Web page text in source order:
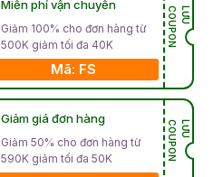
Miễn phí vận chuyển
Giảm 100% cho đơn hàng từ
500K giảm tối đa 40K
Mã: FS
L
Ư
U
C
O
U
P
O
N
Giảm giá đơn hàng
Giảm 50% cho đơn hàng từ
590K giảm tối đa 50K
L
Ư
U
C
O
U
P
O
N